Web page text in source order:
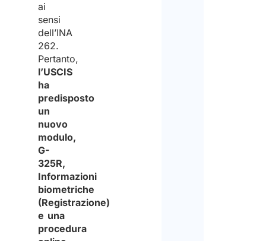
ai
sensi
dell’INA
262.
Pertanto,
l’USCIS
ha
predisposto
un
nuovo
modulo,
G-
325R,
Informazioni
biometriche
(Registrazione)
e una
procedura